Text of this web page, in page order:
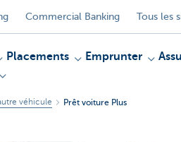
Commercial Banking Tous les
Placements Emprunter
véhicule Prêt voiture Plus